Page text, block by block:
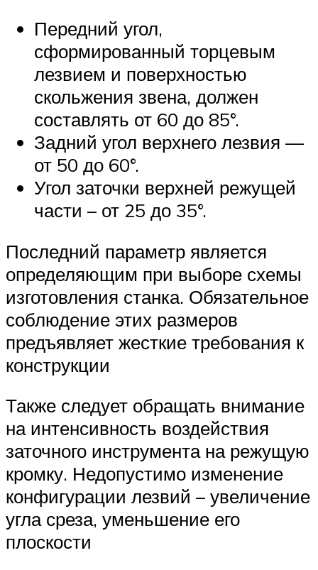
Передний угол,
сформированный торцевым
лезвием и поверхностью
скольжения звена, должен
составлять от 60 до 85°.
Задний угол верхнего лезвия —
от 50 до 60°.
Угол заточки верхней режущей
части – от 25 до 35°.
Последний параметр является
определяющим при выборе схемы
изготовления станка. Обязательное
соблюдение этих размеров
предъявляет жесткие требования к
конструкции
Также следует обращать внимание
на интенсивность воздействия
заточного инструмента на режущую
кромку. Недопустимо изменение
конфигурации лезвий – увеличение
угла среза, уменьшение его
плоскости